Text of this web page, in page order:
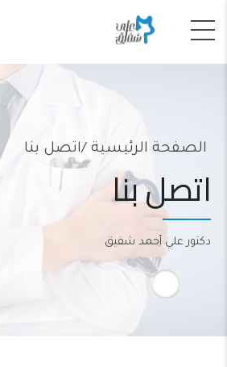
الصفحة الرئيسية اتصل بنا
اتصل بنا
دكتور علي أحمد شفيق